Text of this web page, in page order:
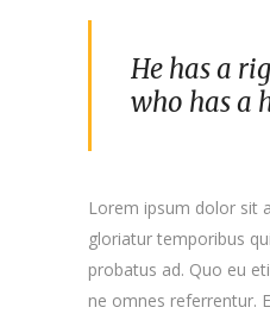
He has a
who has a
Lorem ipsum dolor sit
gloriatur temporibus
probatus ad. Quo eu
ne omnes referrentur.